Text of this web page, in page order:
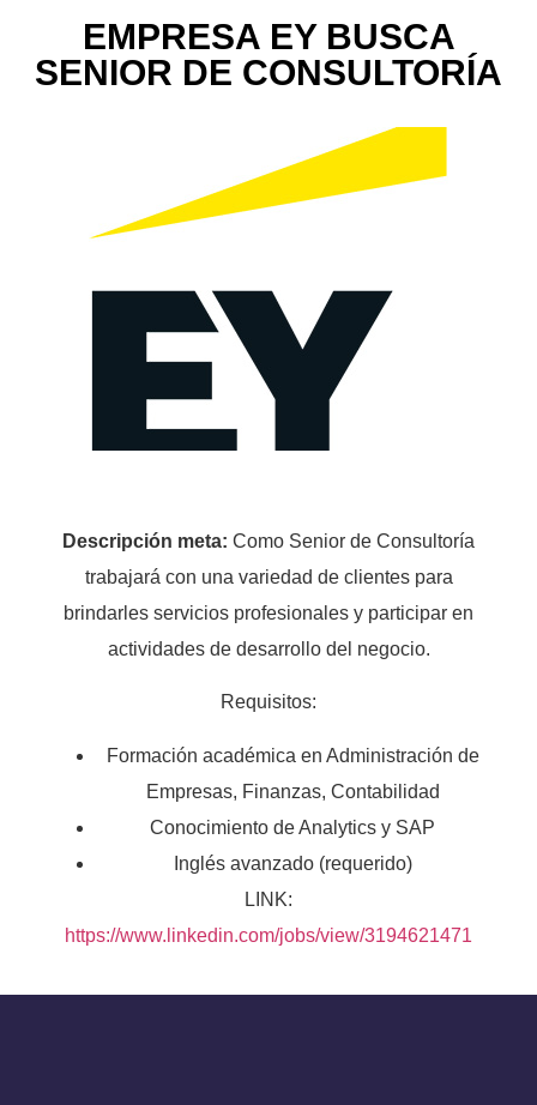
EMPRESA EY BUSCA
SENIOR DE CONSULTORÍA
Descripción meta: Como Senior de Consultoría
trabajará con una variedad de clientes para
brindarles servicios profesionales y participar en
actividades de desarrollo del negocio.
Requisitos:
Formación académica en Administración de
Empresas, Finanzas, Contabilidad
Conocimiento de Analytics y SAP
Inglés avanzado (requerido)
LINK:
https://www.linkedin.com/jobs/view/3194621471